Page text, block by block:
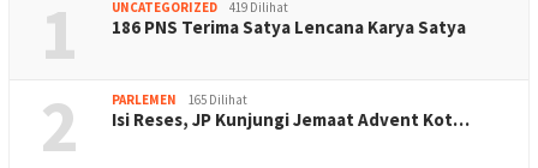
1 UNCATEGORIZED 419 Dilihat
186 PNS Terima Satya Lencana Karya Satya
2 PARLEMEN 165 Dilihat
Isi Reses, JP Kunjungi Jemaat Advent Kot…